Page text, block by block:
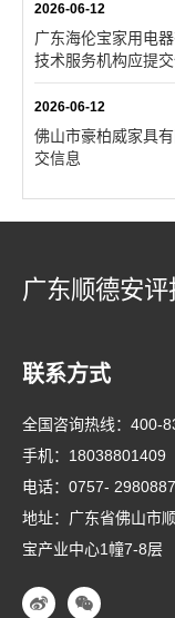
2026-06-12
广东海伦宝家用电
技术服务机构应提
2026-06-12
佛山市豪柏威家具
交信息
广东顺德安
联系方式
全国咨询热线： 400-
手机： 18038801409
电话： 0757-
地址：广东省佛山市
宝产业中心1幢7-8层